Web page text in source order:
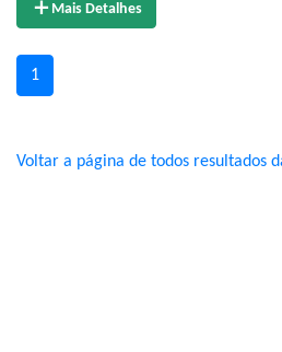
Mais Detalhes
1
Voltar a página de todos resultados